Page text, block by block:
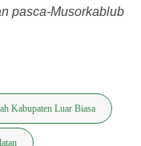
pasca-Musorkablub
Kabupaten Luar Biasa